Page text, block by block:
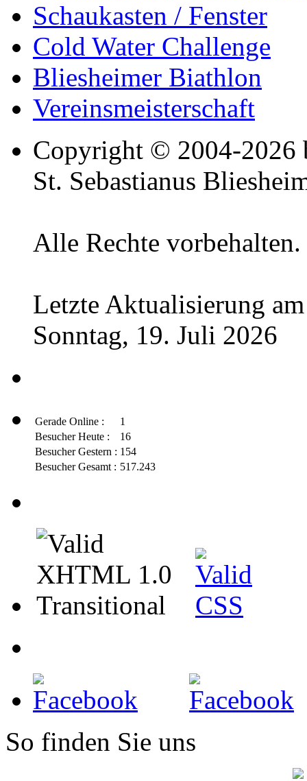
Schaukasten / Fenster
Cold Water Challenge
Bliesheimer Biathlon
Vereinsmeisterschaft
Copyright © 2004-2026
St. Sebastianus
Alle Rechte vorbehalten.
Letzte Aktualisierung am
Sonntag, 19. Juli 2026
Gerade Online :
1
Besucher Heute :
16
Besucher Gestern : 154
Besucher Gesamt : 517.243
So finden Sie uns